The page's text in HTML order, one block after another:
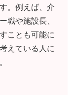
。例えば、介
職や施設長、
ことも可能に
えている人に